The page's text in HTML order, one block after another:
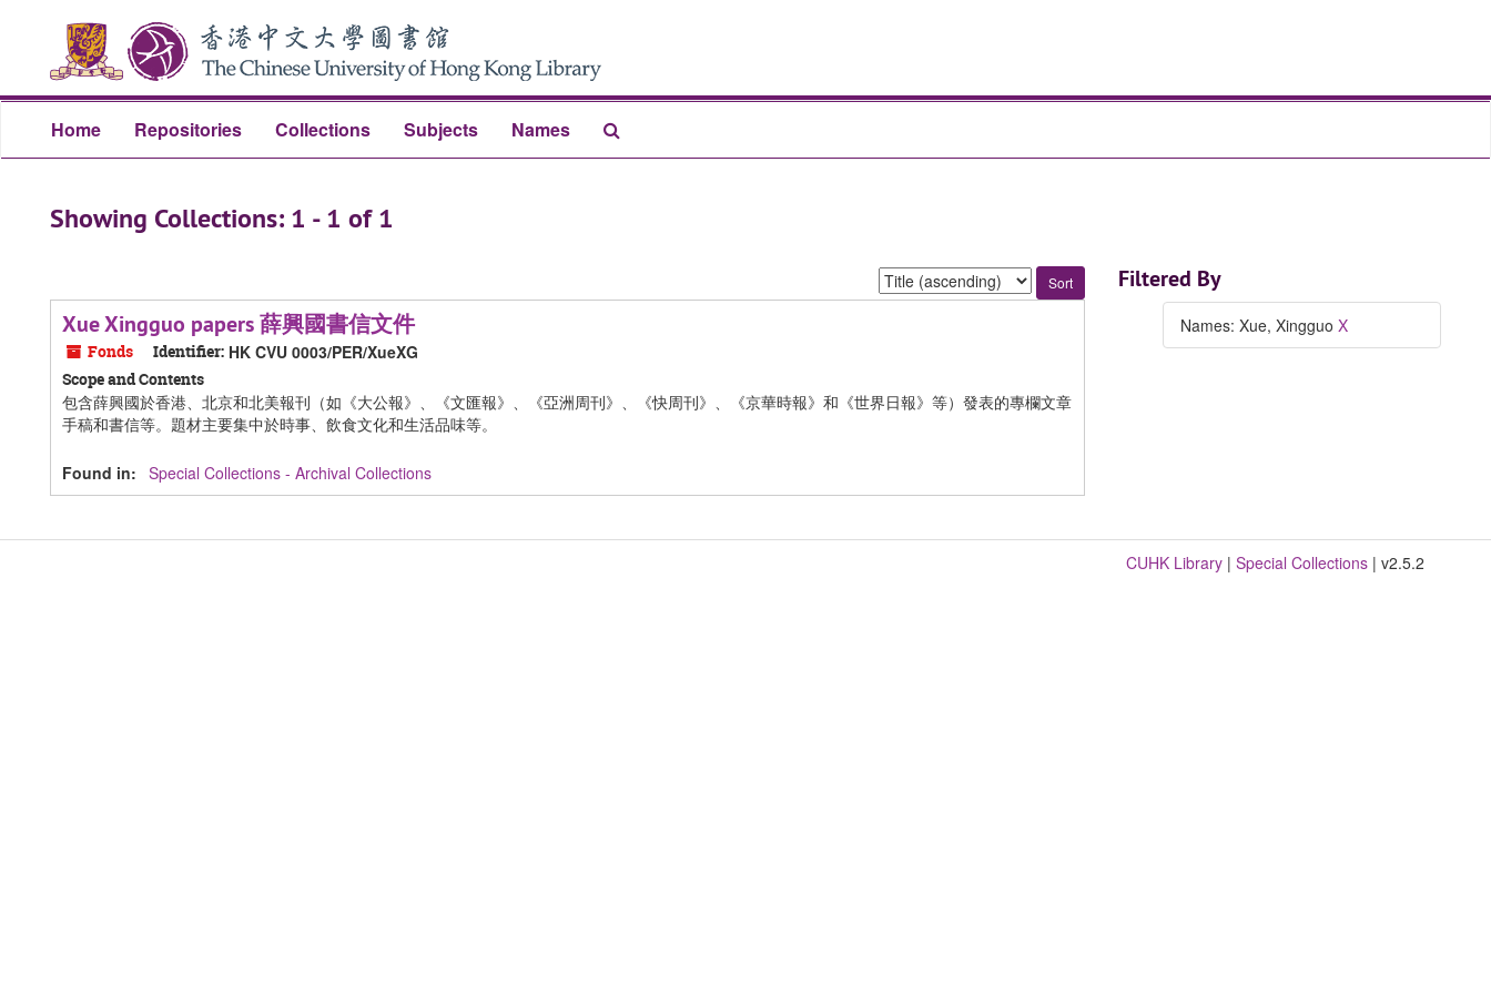
content
Home Repositories Collections Subjects Names
Showing Collections: 1 - 1 of 1
Sort
by:
Xue Xingguo papers 薛興國書信文件
Fonds Identifier: HK CVU 0003/PER/XueXG
Scope and Contents
包含薛興國於香港、北京和北美報刊（如《大公報》、《文匯報》、《亞洲周刊》、《快周刊》、《京華時報》和《世界日報》等）發表的專欄文章
手稿和書信等。題材主要集中於時事、飲食文化和生活品味等。
Found in: Special Collections - Archival Collections
Filtered By
Names: Xue, Xingguo X
CUHK Library | Special Collections | v2.5.2